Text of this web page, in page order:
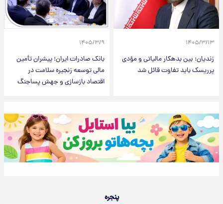
۱۴۰۵/۳/۱۳
زندیان: بین بدهکار مالیاتی و مؤدی
پرریسک باید تفاوت قائل شد
۱۴۰۵/۳/۹
بانک صادرات ایران؛ پیشران تأمین
مالی توسعه زنجیره سلامت در
اقتصاد بازسازی و جهش پساجنگ
پنجره